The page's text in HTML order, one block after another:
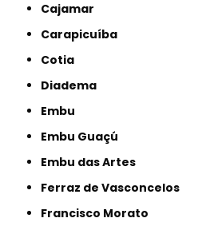
Cajamar
Carapicuíba
Cotia
Diadema
Embu
Embu Guaçú
Embu das Artes
Ferraz de Vasconcelos
Francisco Morato